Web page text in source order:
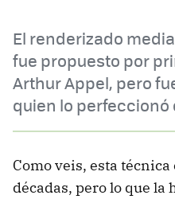
El renderizado
fue propuesto por
Arthur Appel, pero
quien lo perfeccionó
Como veis, esta
décadas, pero lo que la